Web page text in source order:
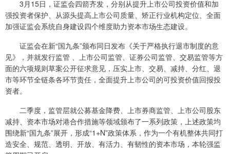
3月15日，证监会四箭齐发，分别从提升上市公司投资价值和加
强投资者保护、从源头提高上市公司质量、矫正行业机构定位、全面
加强证监会系统自身建设四个维度助力资本市场生态建设。
证监会在新“国九条”颁布同日发布《关于严格执行退市制度的意
见》，并就发行监管 、上市公司监管、证券公司监管、交易监管等方
面的六项规则草案公开征求意见，压实上市、交易、减持、分红、退
市等环节全链条各环节责任，全面提升上市公司的可投资价值回报投
资者。
二季度，监管层就公募基金降费、上市券商监管、上市公司股东
减持、资本市场对港合作措施等领域颁布了一系列政策，上述政策均
围绕新“国九条”展开，形成“1+N”政策体系，作为一个有机整体共同打
造安全、规范、透明、开放、有活力、有韧性的资本市场，本轮强监